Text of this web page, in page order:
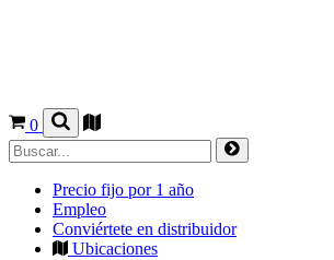
0
Precio fijo por 1 año
Empleo
Conviértete en distribuidor
Ubicaciones